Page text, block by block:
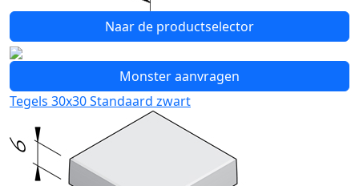
Naar de productselector
Monster aanvragen
Tegels 30x30 Standaard zwart